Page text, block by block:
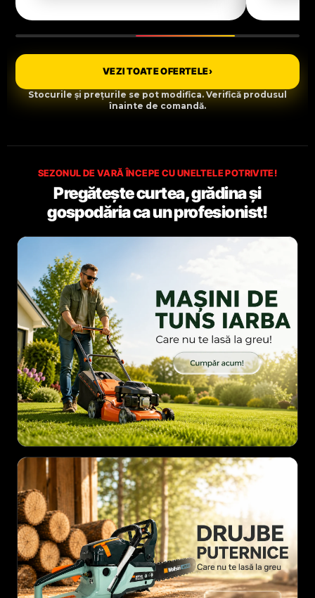
VEZI TOATE OFERTELE›
Stocurile și prețurile se pot modifica. Verifică produsul
înainte de comandă.
SEZONUL DE VARĂ ÎNCEPE CU UNELTELE POTRIVITE!
Pregătește curtea, grădina și
gospodăria ca un profesionist!